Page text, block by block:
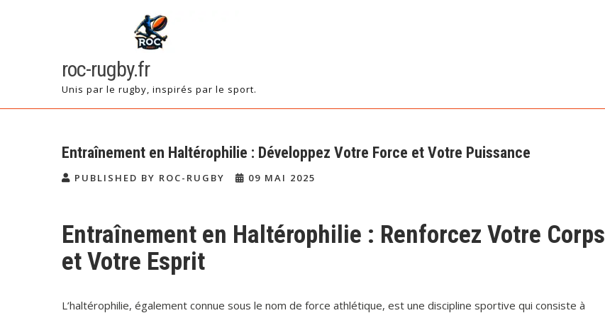
roc-rugby.fr
Unis par le rugby, inspirés par le sport.
Entraînement en Haltérophilie : Développez Votre Force et Votre Puissance
PUBLISHED BY ROC-RUGBY 09 MAI 2025
Entraînement en Haltérophilie : Renforcez Votre Corps
et Votre Esprit
L’haltérophilie, également connue sous le nom de force athlétique, est une discipline sportive qui consiste à